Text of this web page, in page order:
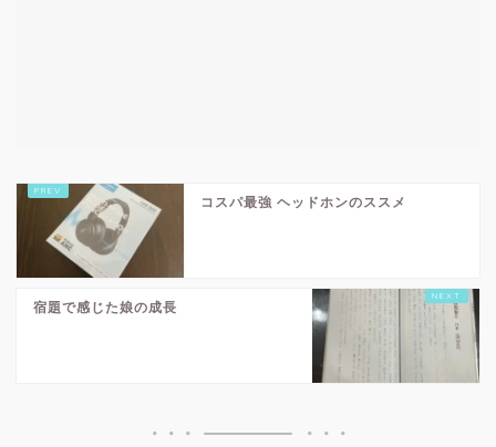
コスパ最強 ヘッドホンのススメ
宿題で感じた娘の成長